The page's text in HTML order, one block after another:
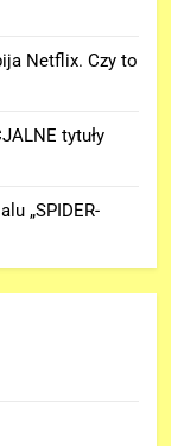
Netflix. Czy to
tytuły
„SPIDER-
o roli
ENDGAME